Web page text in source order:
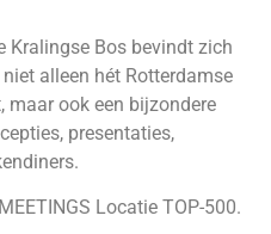
Kralingse Bos bevindt zich
alleen hét Rotterdamse
maar ook een bijzondere
presentaties,
MEETINGS Locatie TOP-500.